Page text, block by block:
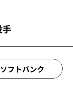
手
フトバンク